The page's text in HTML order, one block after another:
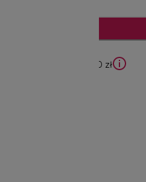
dostawa powyżej 210 zł